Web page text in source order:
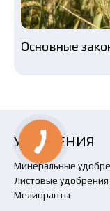
Основные
УДОБРЕНИЯ
Минеральные
Листовые удобрения
Мелиоранты